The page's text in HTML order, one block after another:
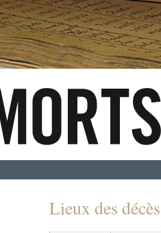
Lieux des décès